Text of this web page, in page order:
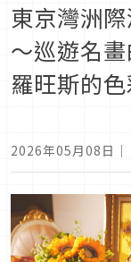
東京灣洲
～巡遊名
羅旺斯的
2026年05月08日